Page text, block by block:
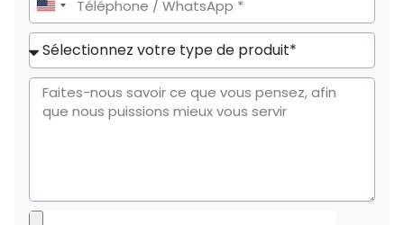
United
States
+1